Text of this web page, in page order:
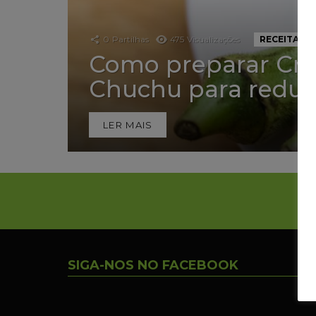
0 Partilhas 475 Visualizações RECEITAS
Como preparar
Chuchu para
LER MAIS
SIGA-NOS NO FACEBOOK